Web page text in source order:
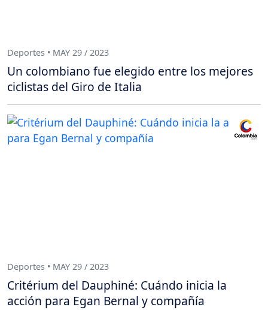
Deportes • MAY 29 / 2023
Un colombiano fue elegido entre los mejores
ciclistas del Giro de Italia
Deportes • MAY 29 / 2023
Critérium del Dauphiné: Cuándo inicia la
acción para Egan Bernal y compañía